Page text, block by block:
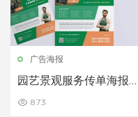
广告海报
园艺景观服务传单海报设
873